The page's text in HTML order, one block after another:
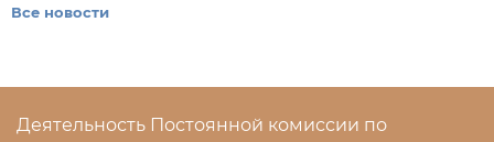
Все новости
Деятельность Постоянной комиссии по